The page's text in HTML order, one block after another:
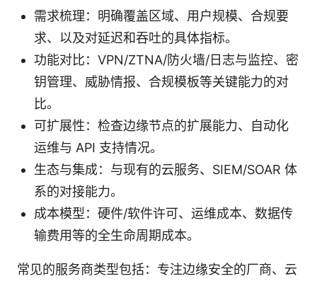
需求梳理：明确覆盖区域、用户规模、合规要
求、以及对延迟和吞吐的具体指标。
功能对比：VPN/ZTNA/防火墙/日志与监控、密
钥管理、威胁情报、合规模板等关键能力的对
比。
可扩展性：检查边缘节点的扩展能力、自动化
运维与 API 支持情况。
生态与集成：与现有的云服务、SIEM/SOAR 体
系的对接能力。
成本模型：硬件/软件许可、运维成本、数据传
输费用等的全生命周期成本。
常见的服务商类型包括：专注边缘安全的厂商、云